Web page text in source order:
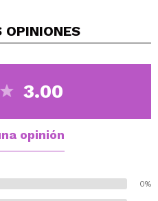
piel firme y tersa.
elasticidad de la piel y
revitalizando su
E, proteína de sésamo,
y nutrición profunda a la
con notas herbales
OPINIONES
3.00
opinión
0%